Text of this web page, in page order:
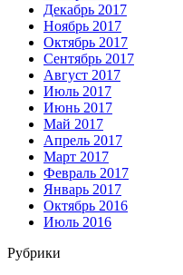
Декабрь 2017
Ноябрь 2017
Октябрь 2017
Сентябрь 2017
Август 2017
Июль 2017
Июнь 2017
Май 2017
Апрель 2017
Март 2017
Февраль 2017
Январь 2017
Октябрь 2016
Июль 2016
Рубрики